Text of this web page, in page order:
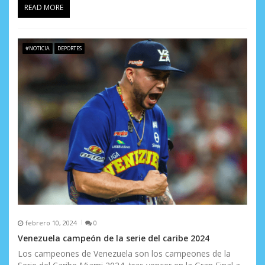
READ MORE
#NOTICIA DEPORTES
febrero 10, 2024 0
Venezuela campeón de la serie del caribe 2024
Los campeones de Venezuela son los campeones de la